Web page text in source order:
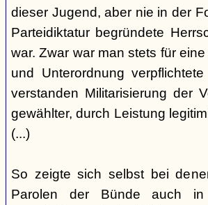
dieser Jugend, aber nie in der
Parteidiktatur begründete
war. Zwar war man stets für
und Unterordnung
verstanden Militarisierung der
gewählter, durch Leistung
(...)
So zeigte sich selbst bei
Parolen der Bünde auch